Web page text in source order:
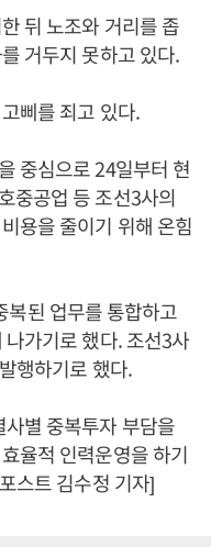
뒤 노조와 거리를 좁
거두지 못하고 있다.
삐를 죄고 있다.
중심으로 24일부터 현
중공업 등 조선3사의
용을 줄이기 위해 온힘
복된 업무를 통합하고
가기로 했다. 조선3사
행하기로 했다.
별 중복투자 부담을
율적 인력운영을 하기
스트 김수정 기자]